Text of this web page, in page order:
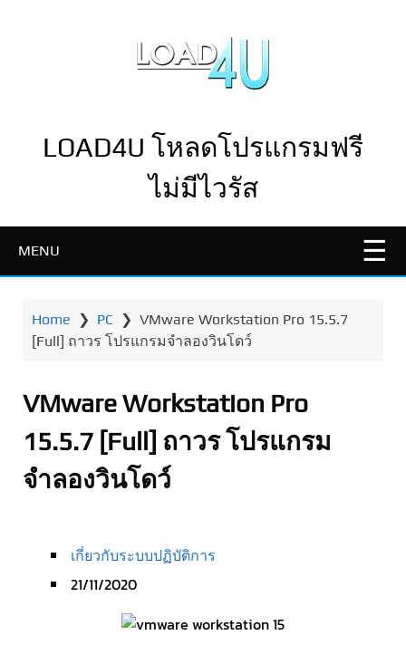
LOAD4U โหลดโปรแกรมฟรี
ไม่มีไวรัส
MENU
Home ❯ PC ❯ VMware Workstation Pro 15.5.7
[Full] ถาวร โปรแกรมจำลองวินโดว์
VMware Workstation Pro
15.5.7 [Full] ถาวร โปรแกรม
จำลองวินโดว์
เกี่ยวกับระบบปฏิบัติการ
21/11/2020